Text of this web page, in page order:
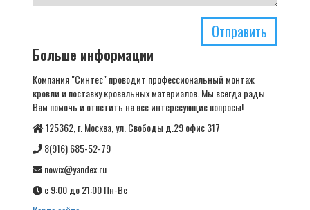
Отправить
Больше информации
Компания "Синтес" проводит профессиональный монтаж
кровли и поставку кровельных материалов. Мы всегда рады
Вам помочь и ответить на все интересующие вопросы!
125362, г. Москва, ул. Свободы д.29 офис 317
8(916) 685-52-79
nowix@yandex.ru
с 9:00 до 21:00 Пн-Вс